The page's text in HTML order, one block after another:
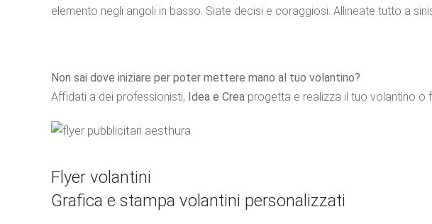
elemento negli angoli in basso. Siate decisi e coraggiosi. Allineate tutto a
Non sai dove iniziare per poter mettere mano al tuo volantino?
Affidati a dei professionisti, Idea e Crea progetta e realizza il tuo volantino o
Flyer volantini
Grafica e stampa volantini personalizzati